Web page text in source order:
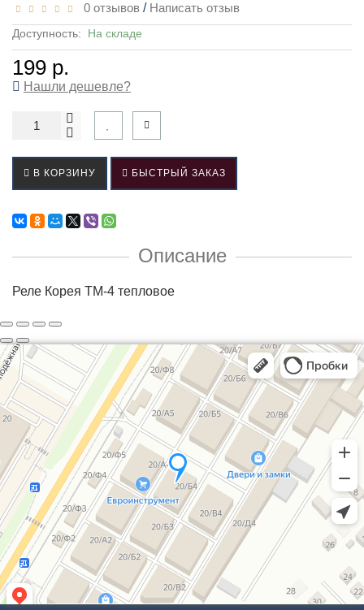
0 отзывов / Написать отзыв
Доступность: На складе
199 р.
Нашли дешевле?
В КОРЗИНУ БЫСТРЫЙ ЗАКАЗ
Описание
Реле Корея ТМ-4 тепловое